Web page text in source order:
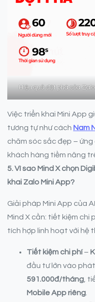
Hiệu quả đột phá của
Việc triển khai Mini App
tương tự như cách Nam
chăm sóc sắc đẹp –
khách hàng tiềm năng
5.Vì sao Mind X chọn
khai Zalo Mini App?
Giải pháp Mini App của
Mind X cần: tiết kiệm chi
tích hợp linh hoạt với hệ
Tiết kiệm chi phí–
đầu tư lớn vào
591.000đ/tháng,
Mobile App riêng.